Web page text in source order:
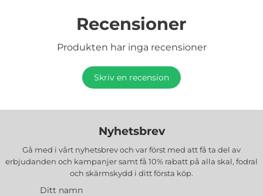
Recensioner
Produkten har inga recensioner
Skriv en recension
Nyhetsbrev
Gå med i vårt nyhetsbrev och var först med att få ta del av
erbjudanden och kampanjer samt få 10% rabatt på alla skal, fodral
och skärmskydd i ditt första köp.
Ditt namn